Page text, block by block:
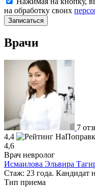
на обработку своих
Записаться
Врачи
7
4,4
4,6
Врач невролог
Исмаилова Эльвира
Стаж: 23 года. Кандидат
Тип приема